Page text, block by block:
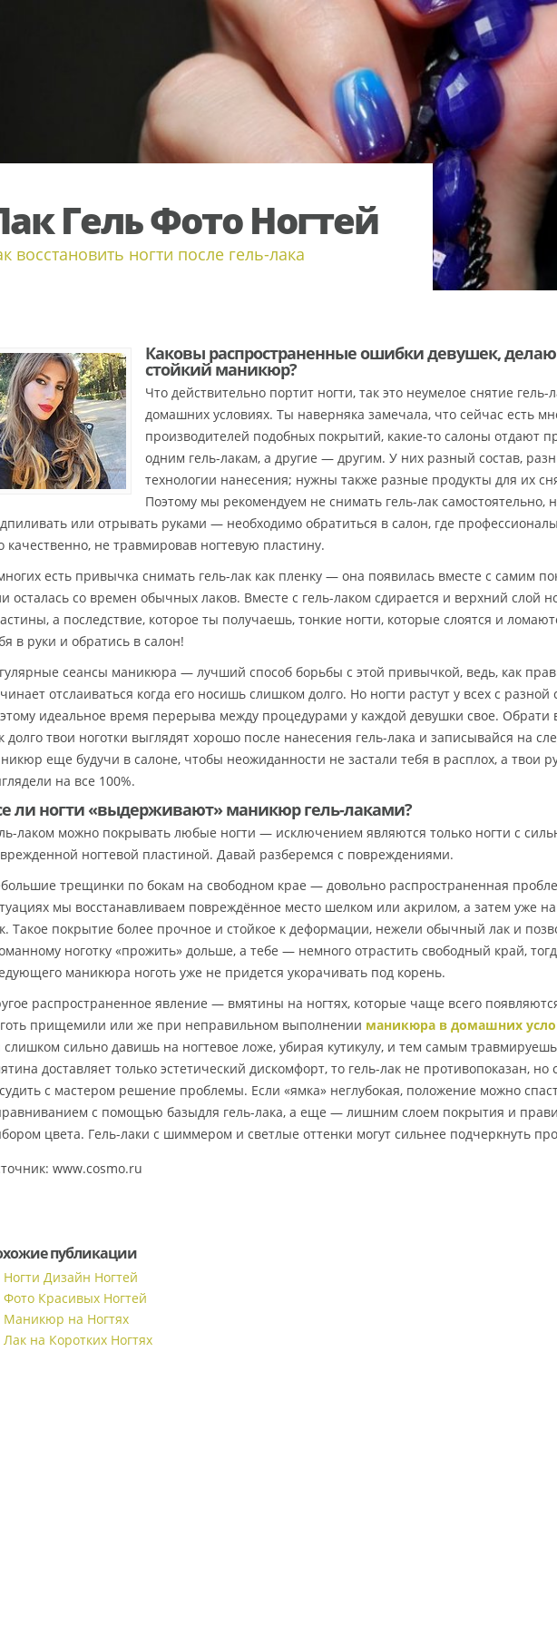
Гель Фото Ногтей
восстановить ногти после гель-лака
Каковы распространенные ошибки девушек,
стойкий маникюр?
Что действительно портит ногти, так это неумелое снятие гель-
домашних условиях. Ты наверняка замечала, что сейчас есть
производителей подобных покрытий, какие-то салоны отдают
одним гель-лакам, а другие — другим. У них разный состав,
технологии нанесения; нужны также разные продукты для их
Поэтому мы рекомендуем не снимать гель-лак самостоятельно,
или отрывать руками — необходимо обратиться в салон, где
качественно, не травмировав ногтевую пластину.
есть привычка снимать гель-лак как пленку — она появилась вместе с самим
осталась со времен обычных лаков. Вместе с гель-лаком сдирается и верхний слой
а последствие, которое ты получаешь, тонкие ногти, которые слоятся и
в руки и обратись в салон!
сеансы маникюра — лучший способ борьбы с этой привычкой, ведь, как
отслаиваться когда его носишь слишком долго. Но ногти растут у всех с разной
идеальное время перерыва между процедурами у каждой девушки свое. Обрати
долго твои ноготки выглядят хорошо после нанесения гель-лака и записывайся на
еще будучи в салоне, чтобы неожиданности не застали тебя в расплох, а твои
на все 100%.
ли ногти «выдерживают» маникюр гель-лаками?
лаком можно покрывать любые ногти — исключением являются только ногти с
ногтевой пластиной. Давай разберемся с повреждениями.
трещинки по бокам на свободном крае — довольно распространенная
мы восстанавливаем повреждённое место шелком или акрилом, а затем уже
Такое покрытие более прочное и стойкое к деформации, нежели обычный лак и
ноготку «прожить» дольше, а тебе — немного отрастить свободный край,
маникюра ноготь уже не придется укорачивать под корень.
распространенное явление — вмятины на ногтях, которые чаще всего
прищемили или же при неправильном выполнении маникюра в домашних
слишком сильно давишь на ногтевое ложе, убирая кутикулу, и тем самым
доставляет только эстетический дискомфорт, то гель-лак не противопоказан, но
с мастером решение проблемы. Если «ямка» неглубокая, положение можно
с помощью базыдля гель-лака, а еще — лишним слоем покрытия и
цвета. Гель-лаки с шиммером и светлые оттенки могут сильнее подчеркнуть
www.cosmo.ru
публикации
Ногти Дизайн Ногтей
Фото Красивых Ногтей
Маникюр на Ногтях
Лак на Коротких Ногтях